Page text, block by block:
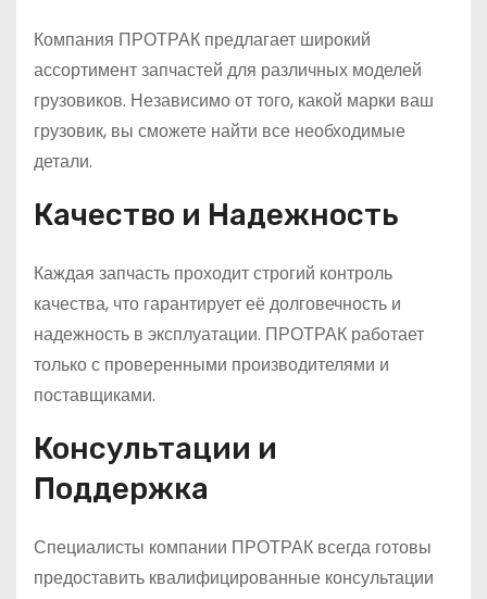
Компания ПРОТРАК предлагает широкий
ассортимент запчастей для различных моделей
грузовиков. Независимо от того, какой марки ваш
грузовик, вы сможете найти все необходимые
детали.
Качество и Надежность
Каждая запчасть проходит строгий контроль
качества, что гарантирует её долговечность и
надежность в эксплуатации. ПРОТРАК работает
только с проверенными производителями и
поставщиками.
Консультации и
Поддержка
Специалисты компании ПРОТРАК всегда готовы
предоставить квалифицированные консультации